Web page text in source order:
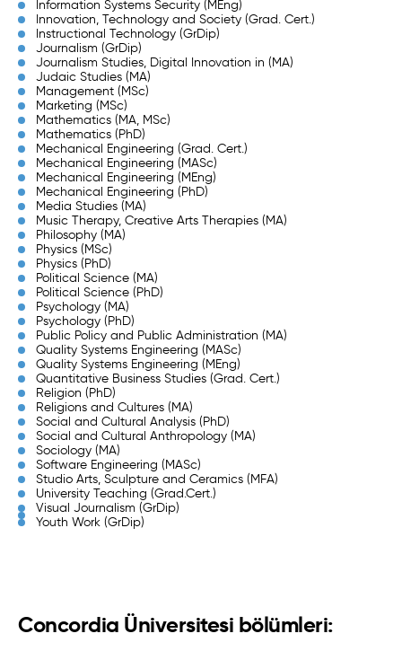
Information Systems Security (MEng)
Innovation, Technology and Society (Grad. Cert.)
Instructional Technology (GrDip)
Journalism (GrDip)
Journalism Studies, Digital Innovation in (MA)
Judaic Studies (MA)
Management (MSc)
Marketing (MSc)
Mathematics (MA, MSc)
Mathematics (PhD)
Mechanical Engineering (Grad. Cert.)
Mechanical Engineering (MASc)
Mechanical Engineering (MEng)
Mechanical Engineering (PhD)
Media Studies (MA)
Music Therapy, Creative Arts Therapies (MA)
Philosophy (MA)
Physics (MSc)
Physics (PhD)
Political Science (MA)
Political Science (PhD)
Psychology (MA)
Psychology (PhD)
Public Policy and Public Administration (MA)
Quality Systems Engineering (MASc)
Quality Systems Engineering (MEng)
Quantitative Business Studies (Grad. Cert.)
Religion (PhD)
Religions and Cultures (MA)
Social and Cultural Analysis (PhD)
Social and Cultural Anthropology (MA)
Sociology (MA)
Software Engineering (MASc)
Studio Arts, Sculpture and Ceramics (MFA)
University Teaching (Grad.Cert.)
Visual Journalism (GrDip)
Youth Work (GrDip)
Concordia Üniversitesi bölümleri: